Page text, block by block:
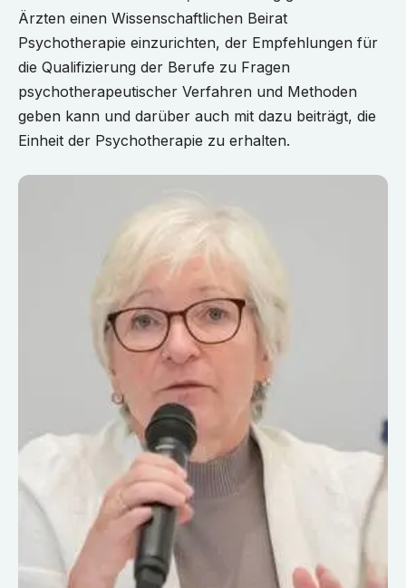
Ärzten einen Wissenschaftlichen Beirat
Psychotherapie einzurichten, der Empfehlungen für
die Qualifizierung der Berufe zu Fragen
psychotherapeutischer Verfahren und Methoden
geben kann und darüber auch mit dazu beiträgt, die
Einheit der Psychotherapie zu erhalten.